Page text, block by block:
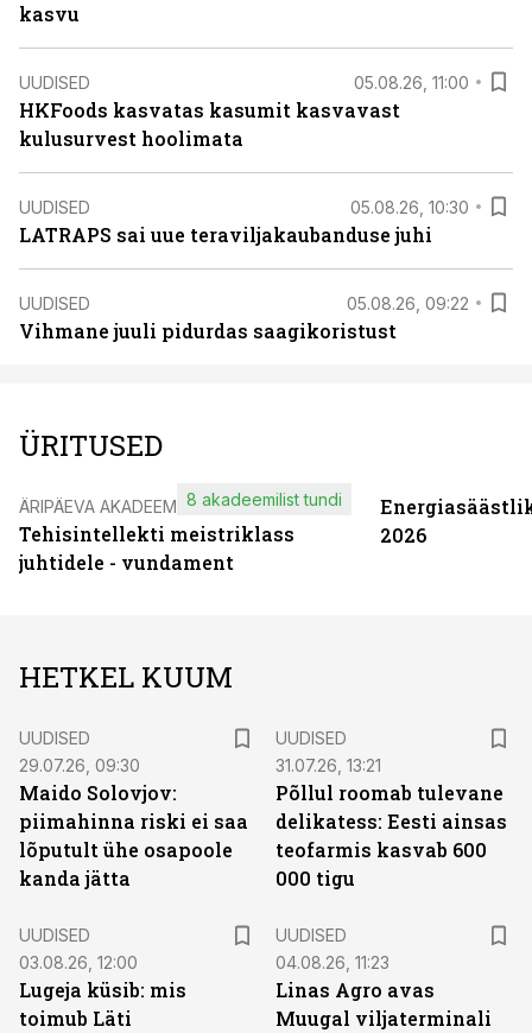
kasvu
UUDISED 05.08.26, 11:00
HKFoods kasvatas kasumit kasvavast
kulusurvest hoolimata
UUDISED 05.08.26, 10:30
LATRAPS sai uue teraviljakaubanduse juhi
UUDISED 05.08.26, 09:22
Vihmane juuli pidurdas saagikoristust
ÜRITUSED
ÄRIPÄEVA AKADEEMIA
Tehisintellekti meistriklass
juhtidele - vundament
8 akadeemilist tundi
2026
HETKEL KUUM
UUDISED
29.07.26, 09:30
Maido Solovjov:
piimahinna riski ei saa
lõputult ühe osapoole
kanda jätta
UUDISED
31.07.26, 13:21
Põllul roomab tulevane
delikatess: Eesti ainsas
teofarmis kasvab 600
000 tigu
UUDISED
03.08.26, 12:00
Lugeja küsib: mis
toimub Läti
UUDISED
04.08.26, 11:23
Linas Agro avas
Muugal viljaterminali